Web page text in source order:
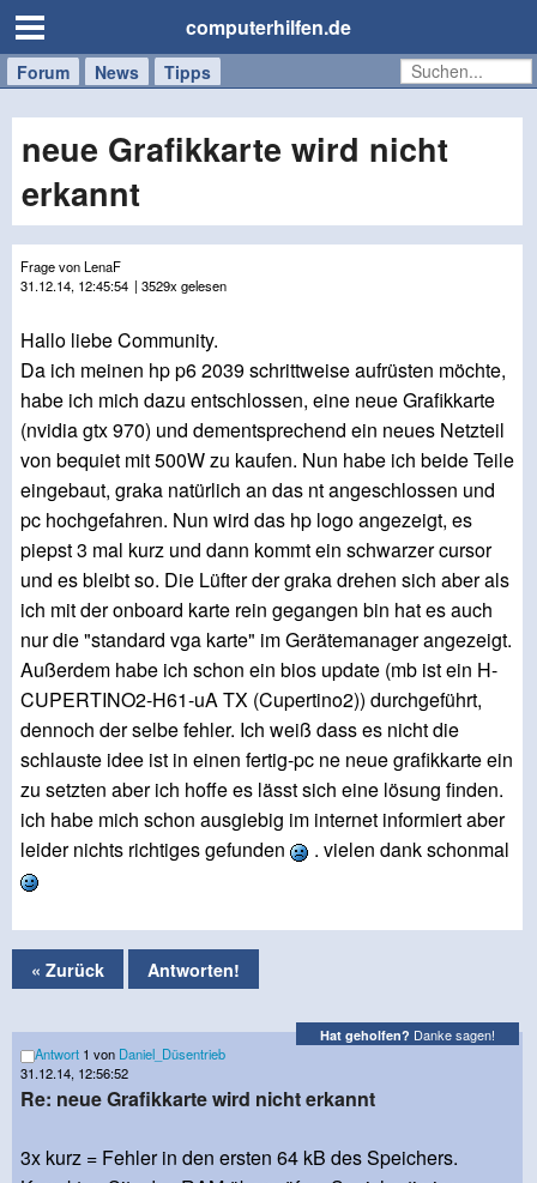
computerhilfen.de
Forum News Tipps
Handy
Tablet
Windows
Mac
neue Grafikkarte wird nicht
erkannt
Frage von LenaF
31.12.14, 12:45:54 | 3529x gelesen
Hallo liebe Community.
Da ich meinen hp p6 2039 schrittweise aufrüsten möchte,
habe ich mich dazu entschlossen, eine neue Grafikkarte
(nvidia gtx 970) und dementsprechend ein neues Netzteil
von bequiet mit 500W zu kaufen. Nun habe ich beide Teile
eingebaut, graka natürlich an das nt angeschlossen und
pc hochgefahren. Nun wird das hp logo angezeigt, es
piepst 3 mal kurz und dann kommt ein schwarzer cursor
und es bleibt so. Die Lüfter der graka drehen sich aber als
ich mit der onboard karte rein gegangen bin hat es auch
nur die "standard vga karte" im Gerätemanager angezeigt.
Außerdem habe ich schon ein bios update (mb ist ein H-
CUPERTINO2-H61-uA TX (Cupertino2)) durchgeführt,
dennoch der selbe fehler. Ich weiß dass es nicht die
schlauste idee ist in einen fertig-pc ne neue grafikkarte ein
zu setzten aber ich hoffe es lässt sich eine lösung finden.
ich habe mich schon ausgiebig im internet informiert aber
leider nichts richtiges gefunden
. vielen dank schonmal
« Zurück Antworten!
Hat geholfen? Danke sagen!
Antwort 1 von Daniel_Düsentrieb
31.12.14, 12:56:52
Re: neue Grafikkarte wird nicht erkannt
3x kurz = Fehler in den ersten 64 kB des Speichers.